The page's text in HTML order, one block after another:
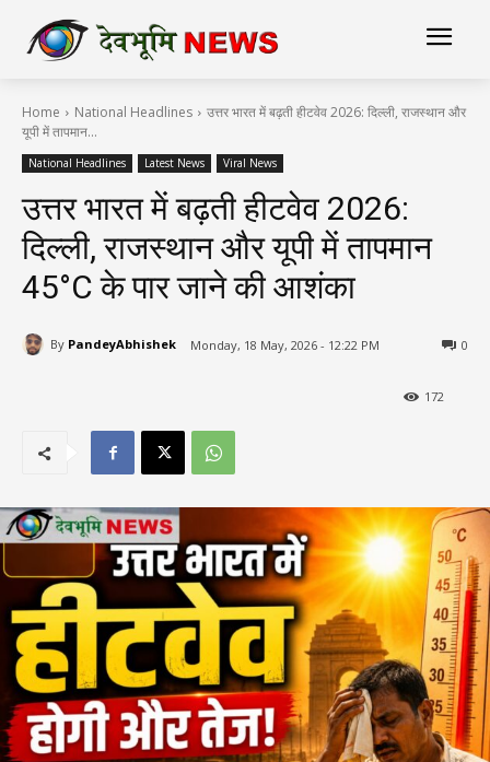
Home National Headlines
उत्तर भारत में बढ़ती हीटवेव 2026: दिल्ली, राजस्थान और
यूपी में तापमान...
National Headlines Latest News Viral News
उत्तर भारत में बढ़ती हीटवेव 2026:
दिल्ली, राजस्थान और यूपी में तापमान
45°C के पार जाने की आशंका
By PandeyAbhishek Monday, 18 May, 2026 - 12:22 PM 0
172